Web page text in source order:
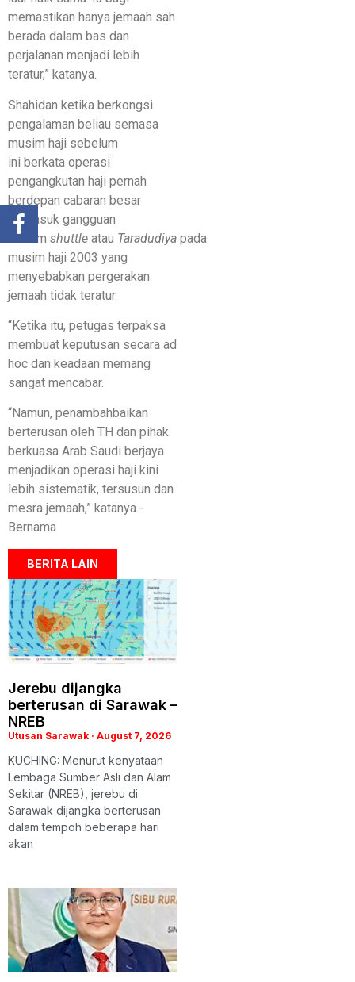
memastikan hanya jemaah sah
berada dalam bas dan
perjalanan menjadi lebih
teratur,” katanya.
Shahidan ketika berkongsi
pengalaman beliau semasa
musim haji sebelum
ini berkata operasi
pengangkutan haji pernah
berdepan cabaran besar
termasuk gangguan
sistem shuttle atau Taradudiya pada
musim haji 2003 yang
menyebabkan pergerakan
jemaah tidak teratur.
“Ketika itu, petugas terpaksa
membuat keputusan secara ad
hoc dan keadaan memang
sangat mencabar.
“Namun, penambahbaikan
berterusan oleh TH dan pihak
berkuasa Arab Saudi berjaya
menjadikan operasi haji kini
lebih sistematik, tersusun dan
mesra jemaah,” katanya.-
Bernama
BERITA LAIN
Jerebu dijangka
berterusan di Sarawak –
NREB
Utusan Sarawak August 7, 2026
KUCHING: Menurut kenyataan
Lembaga Sumber Asli dan Alam
Sekitar (NREB), jerebu di
Sarawak dijangka berterusan
dalam tempoh beberapa hari
akan